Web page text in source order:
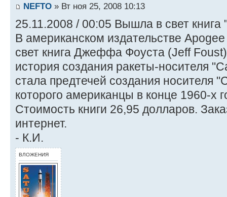
NEFTO » Вт ноя 25, 2008 10:13
25.11.2008 / 00:05 Вышла в свет
В американском издательстве
свет книга Джеффа Фоуста (Jeff
история создания ракеты-носителя
стала предтечей создания носителя
которого американцы в конце 1960-х
Стоимость книги 26,95 долларов.
интернет.
- К.И.
ВЛОЖЕНИЯ